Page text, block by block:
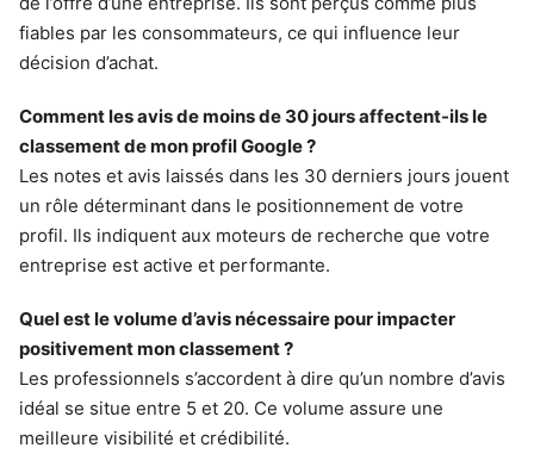
fiables par les consommateurs, ce qui influence leur
décision d’achat.
Comment les avis de moins de 30 jours affectent-ils le
classement de mon profil Google ?
Les notes et avis laissés dans les 30 derniers jours jouent
un rôle déterminant dans le positionnement de votre
profil. Ils indiquent aux moteurs de recherche que votre
entreprise est active et performante.
Quel est le volume d’avis nécessaire pour impacter
positivement mon classement ?
Les professionnels s’accordent à dire qu’un nombre d’avis
idéal se situe entre 5 et 20. Ce volume assure une
meilleure visibilité et crédibilité.